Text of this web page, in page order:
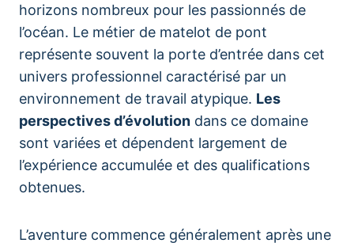
horizons nombreux pour les passionnés de
l’océan. Le métier de matelot de pont
représente souvent la porte d’entrée dans cet
univers professionnel caractérisé par un
environnement de travail atypique. Les
perspectives d’évolution dans ce domaine
sont variées et dépendent largement de
l’expérience accumulée et des qualifications
obtenues.
L’aventure commence généralement après une